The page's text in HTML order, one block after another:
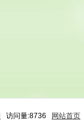
访问量:8736 网站首页